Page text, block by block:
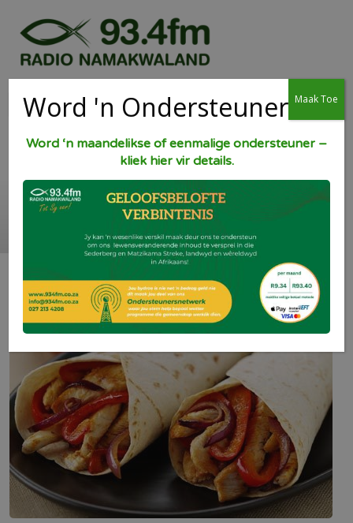
Tortillas
Word 'n Ondersteuner
Word ‘n maandelikse of eenmalige ondersteuner –
kliek hier vir details.
Maak Toe